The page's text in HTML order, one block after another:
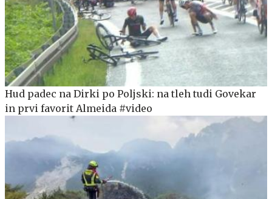
Hud padec na Dirki po Poljski: na tleh tudi Govekar
in prvi favorit Almeida #video